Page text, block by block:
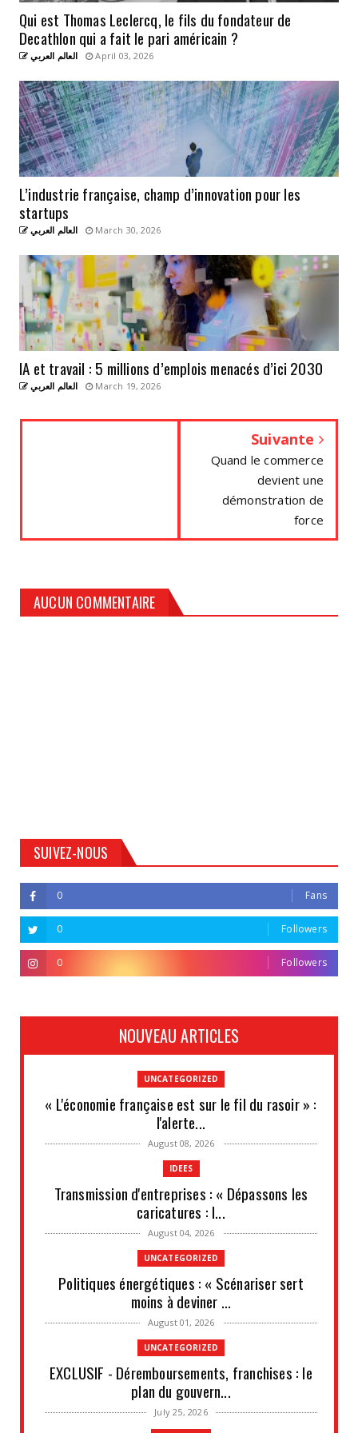
Qui est Thomas Leclercq, le fils du fondateur de
Decathlon qui a fait le pari américain ?
العالم العربي April 03, 2026
L’industrie française, champ d’innovation pour les
startups
العالم العربي March 30, 2026
IA et travail : 5 millions d’emplois menacés d’ici 2030
العالم العربي March 19, 2026
Suivante
Quand le commerce
devient une
démonstration de
force
AUCUN COMMENTAIRE
SUIVEZ-NOUS
0 Fans
0 Followers
0 Followers
NOUVEAU ARTICLES
UNCATEGORIZED
« L'économie française est sur le fil du rasoir » :
l'alerte...
August 08, 2026
IDEES
Transmission d'entreprises : « Dépassons les
caricatures : l...
August 04, 2026
UNCATEGORIZED
Politiques énergétiques : « Scénariser sert
moins à deviner ...
August 01, 2026
UNCATEGORIZED
EXCLUSIF - Déremboursements, franchises : le
plan du gouvern...
July 25, 2026